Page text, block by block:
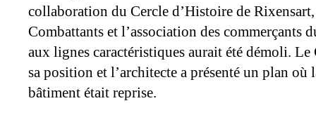
collaboration du Cercle d’Histoire de
Combattants et l’association des commerçants
aux lignes caractéristiques aurait été démoli.
sa position et l’architecte a présenté un plan où
bâtiment était reprise.